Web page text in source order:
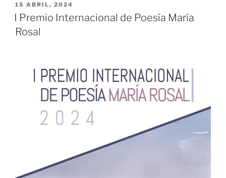
PUBLICADO
EL
15 ABRIL, 2024
I Premio Internacional de Poesía María
Rosal